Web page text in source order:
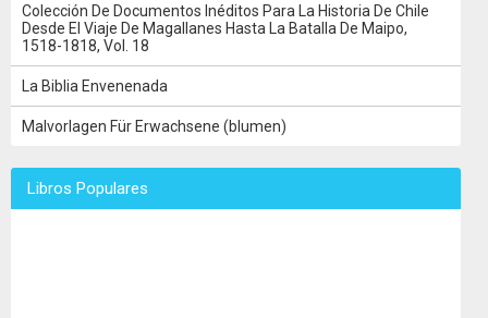
Colección De Documentos Inéditos Para La Historia De Chile
Desde El Viaje De Magallanes Hasta La Batalla De Maipo,
1518-1818, Vol. 18
La Biblia Envenenada
Malvorlagen Für Erwachsene (blumen)
Libros Populares